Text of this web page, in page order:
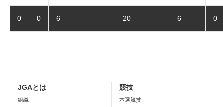
0 0 6 20 6 0
JGAとは
組織
競技
本選競技